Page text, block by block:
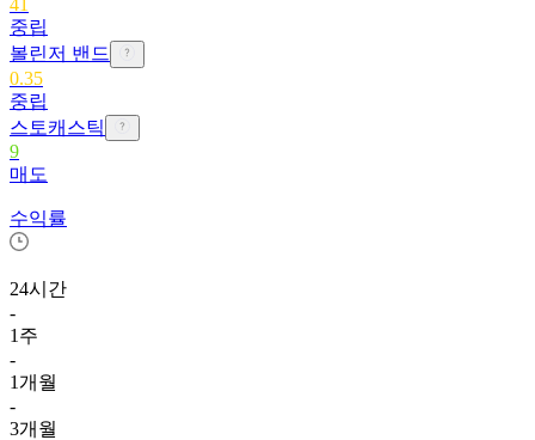
41
중립
볼린저 밴드
0.35
중립
스토캐스틱
9
매도
수익률
24시간
-
1주
-
1개월
-
3개월